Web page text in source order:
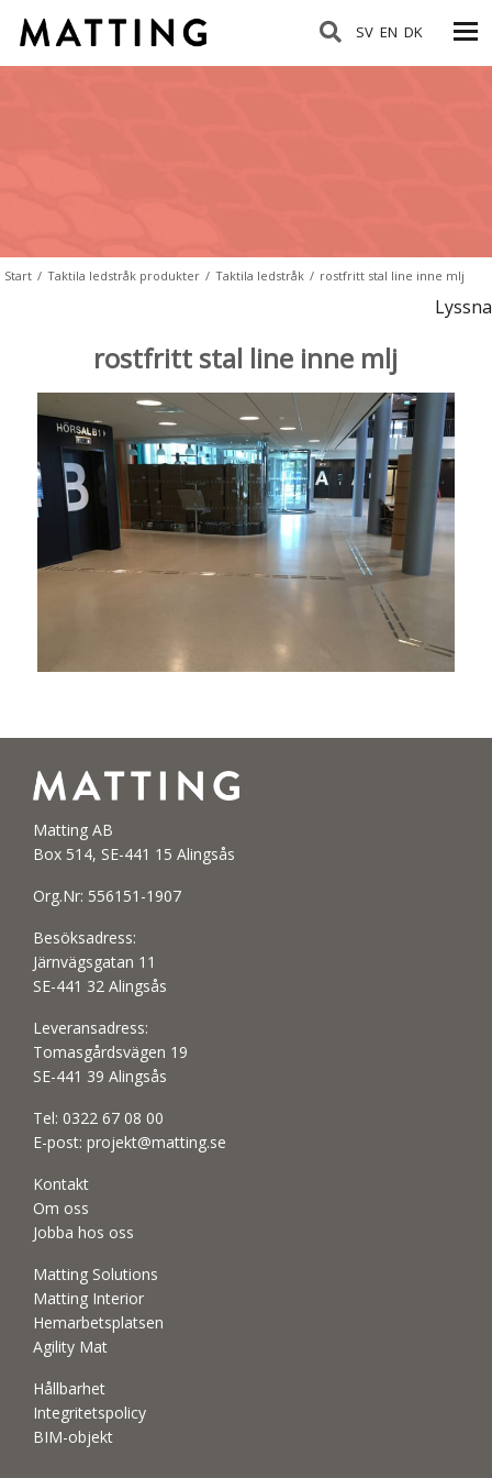
SV EN DK
Start / Taktila ledstråk produkter / Taktila ledstråk / rostfritt stal line inne mlj
Lyssna
rostfritt stal line inne mlj
Matting AB
Box 514, SE-441 15 Alingsås
Org.Nr: 556151-1907
Besöksadress:
Järnvägsgatan 11
SE-441 32 Alingsås
Leveransadress:
Tomasgårdsvägen 19
SE-441 39 Alingsås
Tel: 0322 67 08 00
E-post: projekt@matting.se
Kontakt
Om oss
Jobba hos oss
Matting Solutions
Matting Interior
Hemarbetsplatsen
Agility Mat
Hållbarhet
Integritetspolicy
BIM-objekt